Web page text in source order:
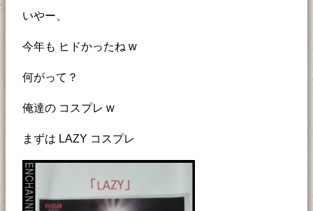
いやー、
今年も ヒドかったね w
何がって？
俺達の コスプレ w
まずは LAZY コスプレ